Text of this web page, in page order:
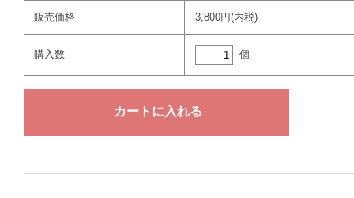
販売価格 3,800円(内税)
購入数 個